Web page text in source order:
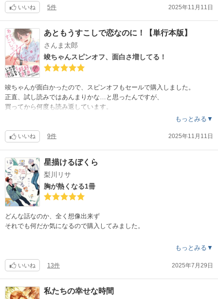
とにかく、2人のやり取りが面白いし癒されるし、いちゃこらも幸せ過ぎ
る。
そして、最後ちょっと感動します。
満たされます…。
いいね 5件 2025年11月11日
あともうすこしで恋なのに！【単行本版】
さんま太郎
竣ちゃんスピンオフ、面白さ増してる！
竣ちゃんが面白かったので、スピンオフもセールで購入しました。
正直、試し読みではあんまりかな…と思ったんですが、
買ってから何度も読み返しています。
そして、試し読みで菅山君がタイプの人は、期待以上を見せてくれるの
で、絶対読んだ方が良いと思います。
改めて竣ちゃんを読んだら、こっちの方が好きでした！
竣ちゃんと春斗も少し大人になって、がっつり出てくるので楽しいです
。
もっとみる▼
いいね 9件 2025年11月11日
星描けるぼくら
梨川リサ
胸が熱くなる1冊
どんな話なのか、全く想像出来ず
それでも何だか気になるので購入してみました。
毎ページ面白くて、読み終えたくないので
ギャグも緻密で、ノラ君の表情がいちいち面白くて
もっとみる▼
いいね 13件 2025年7月29日
私たちの幸せな時間